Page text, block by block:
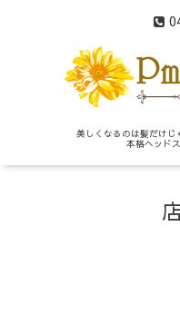
美しくなるのは髪だけ
本格ヘッド